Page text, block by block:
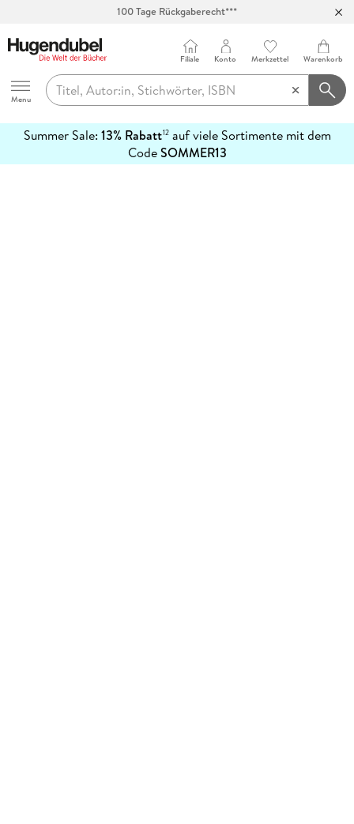
100 Tage Rückgaberecht***
Hugendubel
Menu
Filiale Konto Merkzettel Warenkorb
Summer Sale: 13% Rabatt12auf viele Sortimente mit dem
CodeSOMMER13
erfahren